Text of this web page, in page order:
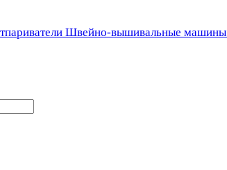
Швейно-вышивальные машины